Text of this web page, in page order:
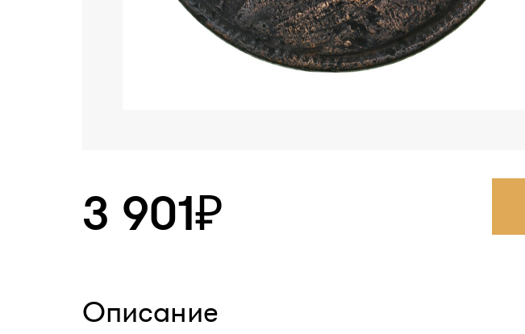
3 901₽
Описание